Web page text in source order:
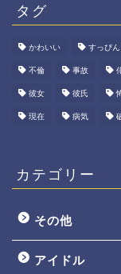
タグ
かわいい すっぴん
不倫 事故
彼女 彼氏
現在 病気
カテゴリー
その他
アイドル